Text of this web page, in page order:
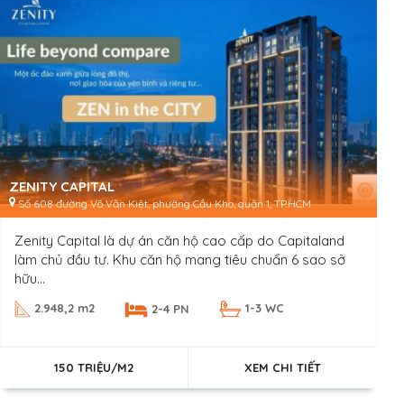
ZENITY CAPITAL
Số 608 đường Võ Văn Kiệt, phường Cầu Kho, quận 1, TP.HCM
Zenity Capital là dự án căn hộ cao cấp do Capitaland
làm chủ đầu tư. Khu căn hộ mang tiêu chuẩn 6 sao sở
hữu...
2.948,2 m2 2-4 PN 1-3 WC
150 TRIỆU/M2 XEM CHI TIẾT